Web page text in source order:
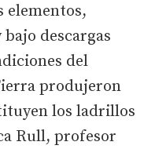
elementos,
descargas
del
produjeron
los ladrillos
Rull, profesor